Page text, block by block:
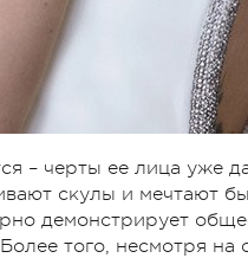
– черты ее лица уже
скулы и мечтают
демонстрирует
того, несмотря на